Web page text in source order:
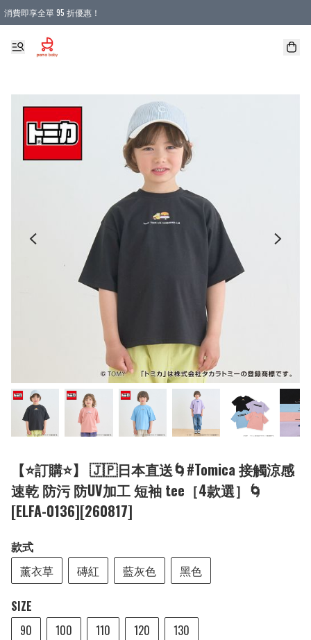
消費即享全單 95 折優惠！
購物滿 HKD 900.00即享免運費優惠！（適用於 本地送貨、本地取貨 )
【⭐訂購⭐】 🇯🇵日本直送🌀#Tomica 接觸涼感
速乾 防污 防UV加工 短袖 tee［4款選］🌀
[ELFA-0136][260817]
款式
薰衣草
磚紅 藍灰色 黑色
SIZE
90
100 110 120 130